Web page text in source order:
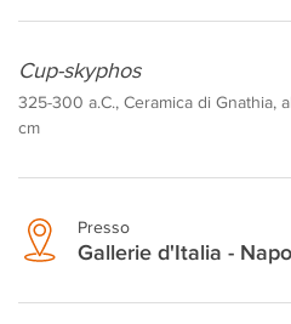
Cup-skyphos
325-300 a.C., Ceramica di Gnathia,
cm
Presso
Gallerie d'Italia -